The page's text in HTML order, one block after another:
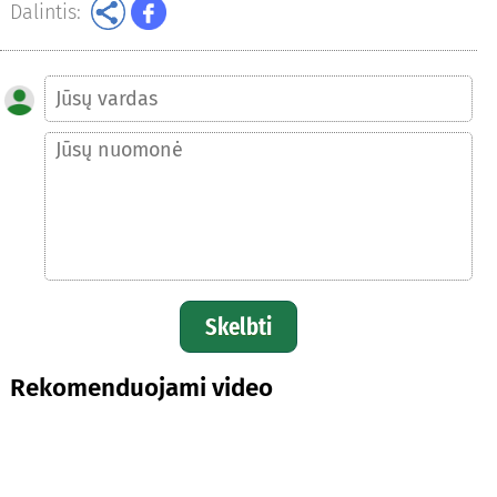
Dalintis:
Skelbti
Rekomenduojami video